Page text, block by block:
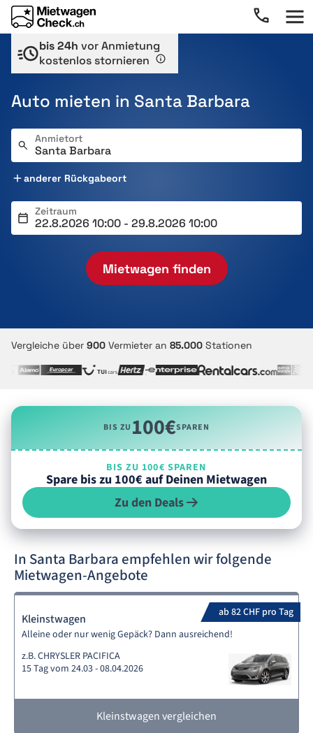
bis 24h vor Anmietung
kostenlos stornieren
Auto mieten in Santa Barbara
Anmietort
anderer Rückgabeort
Zeitraum
Mietwagen finden
Vergleiche über 900 Vermieter an 85.000 Stationen
BIS ZU100€SPAREN
BIS ZU 100€ SPAREN
Spare bis zu 100€ auf Deinen Mietwagen
Zu den Deals
In Santa Barbara empfehlen wir folgende
Mietwagen-Angebote
ab 82 CHF pro Tag
Kleinstwagen
Alleine oder nur wenig Gepäck? Dann ausreichend!
z.B. CHRYSLER PACIFICA
15 Tag vom 24.03 - 08.04.2026
Kleinstwagen vergleichen